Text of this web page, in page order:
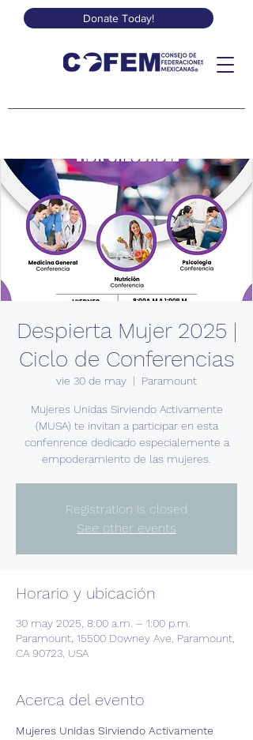
Donate Today!
Despierta Mujer 2025 |
Ciclo de Conferencias
vie 30 de may
  |
Paramount
Mujeres Unidas Sirviendo Activamente
(MUSA) te invitan a participar en esta
confenrence dedicado especialemente a
empoderamiento de las mujeres.
Registration is closed
See other events
Horario y ubicación
30 may 2025, 8:00 a.m. – 1:00 p.m.
Paramount, 15500 Downey Ave, Paramount,
CA 90723, USA
Acerca del evento
Mujeres Unidas Sirviendo Activamente